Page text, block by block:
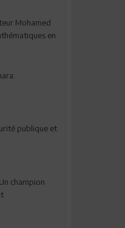
Mohamed
en
publique et
champion